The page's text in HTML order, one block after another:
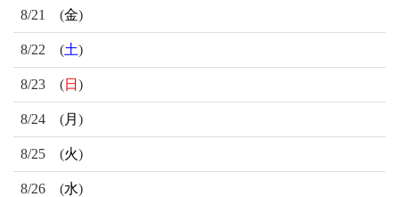
8/21 (金)
8/22 (土)
8/23 (日 )
8/24 (月 )
8/25 (火)
8/26 (水)